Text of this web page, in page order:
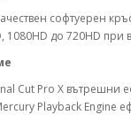
софтуерен
1080HD до 720HD при
Cut Pro X вътрешни
Playback Engine